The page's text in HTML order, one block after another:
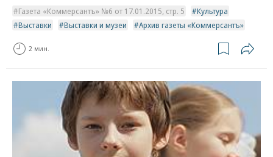
Газета «Коммерсантъ» №6 от 17.01.2015, стр. 5
Культура
Выставки
Выставки и музеи Архив газеты «Коммерсантъ»
2 мин.